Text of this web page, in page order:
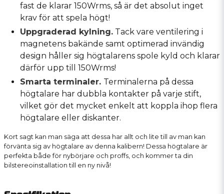
fast de klarar 150Wrms, så är det absolut inget
krav för att spela högt!
Uppgraderad kylning. Tack vare ventilering i
magnetens bakände samt optimerad invändig
design håller sig högtalarens spole kyld och klarar
därför upp till 150Wrms!
Smarta terminaler. Terminalerna på dessa
högtalare har dubbla kontakter på varje stift,
vilket gör det mycket enkelt att koppla ihop flera
högtalare eller diskanter.
Kort sagt kan man säga att dessa har allt och lite till av man kan
förvänta sig av högtalare av denna kalibern! Dessa högtalare är
perfekta både för nybörjare och proffs, och kommer ta din
bilstereoinstallation till en ny nivå!